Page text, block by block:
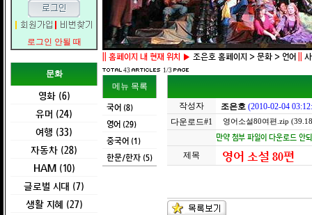
로그인 안될 때
문화
영화 (6)
유머 (24)
여행 (33)
자동차 (28)
HAM (10)
글로벌 시대 (7)
생활 지혜 (27)
홈페이지 내 현재 위치 ▶ 조은호 홈페이지 > 문화 > 언어
43 1/3
메뉴 목록
국어 (8)
영어 (29)
중국어 (1)
한문/한자 (5)
작성자 조은호 (2010-02-04
다운로드#1
영어소설80여편.zip
만약 첨부 파일이 다운로드 안
제목 영어 소설 80편